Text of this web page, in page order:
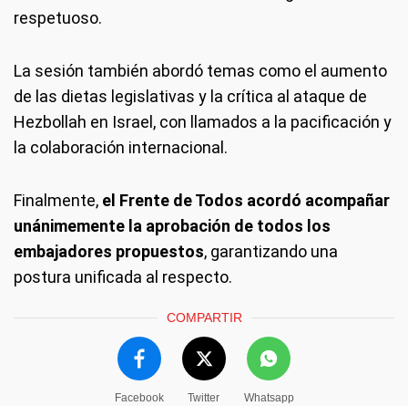
respetuoso.
La sesión también abordó temas como el aumento
de las dietas legislativas y la crítica al ataque de
Hezbollah en Israel, con llamados a la pacificación y
la colaboración internacional.
Finalmente, el Frente de Todos acordó acompañar
unánimemente la aprobación de todos los
embajadores propuestos, garantizando una
postura unificada al respecto.
COMPARTIR
Facebook Twitter Whatsapp